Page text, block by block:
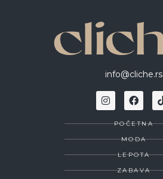
info@cliche.rs
POČETNA
MODA
LEPOTA
ZABAVA